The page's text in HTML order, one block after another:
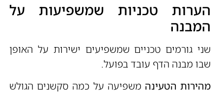
הערות טכניות שמשפיעות על
המבנה
שני גורמים טכניים שמשפיעים ישירות על האופן
שבו מבנה הדף עובד בפועל.
מהירות הטעינה משפיעה על כמה סקשנים הגולש